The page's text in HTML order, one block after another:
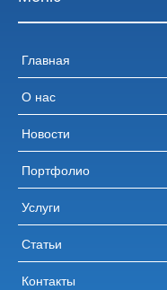
Главная
О нас
Новости
Портфолио
Услуги
Статьи
Контакты